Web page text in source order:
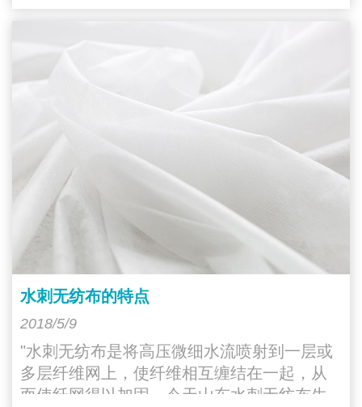
水刺无纺布的特点
2018/5/9
"水刺无纺布是将高压微细水流喷射到一层或
多层纤维网上，使纤维相互缠结在一起，从
而使纤网得以加固。今天山东水刺无纺布生